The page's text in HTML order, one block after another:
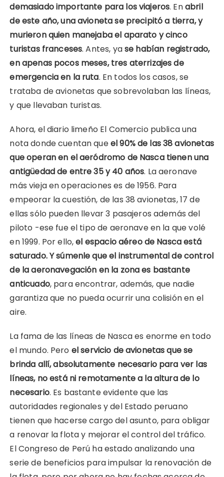
demasiado importante para los viajeros. Enabril
de este año, una avioneta se precipitó a tierra, y
murieron quien manejaba el aparato y cinco
turistas franceses. Antes, yase habían registrado,
en apenas pocos meses, tres aterrizajes de
emergencia en la ruta. En todos los casos, se
trataba de avionetas que sobrevolaban las líneas,
y que llevaban turistas.
Ahora, el diario limeño El Comercio publica una
nota donde cuentan queel 90% de las 38 avionetas
que operan en el aeródromo de Nasca tienen una
antigüedad de entre 35 y 40 años. La aeronave
más vieja en operaciones es de 1956. Para
empeorar la cuestión, de las 38 avionetas, 17 de
ellas sólo pueden llevar 3 pasajeros además del
piloto -ese fue el tipo de aeronave en la que volé
en 1999. Por ello,el espacio aéreo de Nasca está
saturado. Y súmenle que el instrumental de control
de la aeronavegación en la zona es bastante
anticuado, para encontrar, además, que nadie
garantiza que no pueda ocurrir una colisión en el
aire.
La fama de las líneas de Nasca es enorme en todo
el mundo. Pero el servicio de avionetas que se
brinda allí, absolutamente necesario para ver las
líneas, no está ni remotamente a la altura de lo
necesario. Es bastante evidente que las
autoridades regionales y del Estado peruano
tienen que hacerse cargo del asunto, para obligar
a renovar la flota y mejorar el control del tráfico.
El Congreso de Perú ha estado analizando una
serie de beneficios para impulsar la renovación de